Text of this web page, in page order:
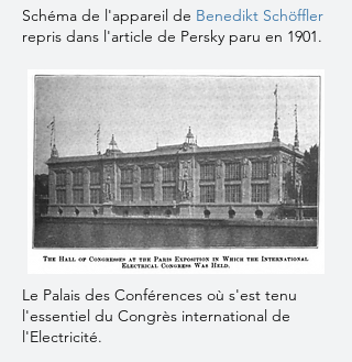
Schéma de l'appareil de Benedikt Schöffler
repris dans l'article de Persky paru en 1901.
Le Palais des Conférences où s'est tenu
l'essentiel du Congrès international de
l'Electricité.